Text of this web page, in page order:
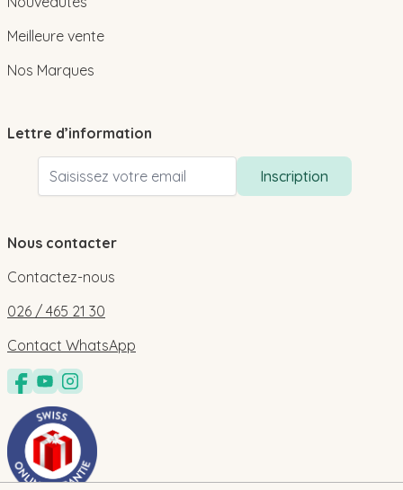
Meilleure vente
Nos Marques
Lettre d’information
Adresse email
Inscription
Nous contacter
Contactez-nous
026 / 465 21 30
Contact WhatsApp